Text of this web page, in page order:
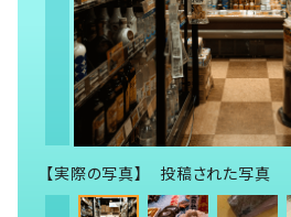
【実際の写真】 投稿された写真